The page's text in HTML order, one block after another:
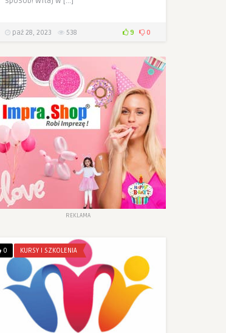
paź 28, 2023 538 9 0
REKLAMA
0 KURSY I SZKOLENIA